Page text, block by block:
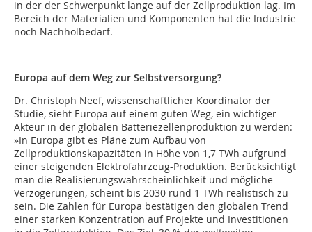
in der der Schwerpunkt lange auf der Zellproduktion lag. Im
Bereich der Materialien und Komponenten hat die Industrie
noch Nachholbedarf.
Europa auf dem Weg zur Selbstversorgung?
Dr. Christoph Neef, wissenschaftlicher Koordinator der
Studie, sieht Europa auf einem guten Weg, ein wichtiger
Akteur in der globalen Batteriezellenproduktion zu werden:
»In Europa gibt es Pläne zum Aufbau von
Zellproduktionskapazitäten in Höhe von 1,7 TWh aufgrund
einer steigenden Elektrofahrzeug-Produktion. Berücksichtigt
man die Realisierungswahrscheinlichkeit und mögliche
Verzögerungen, scheint bis 2030 rund 1 TWh realistisch zu
sein. Die Zahlen für Europa bestätigen den globalen Trend
einer starken Konzentration auf Projekte und Investitionen